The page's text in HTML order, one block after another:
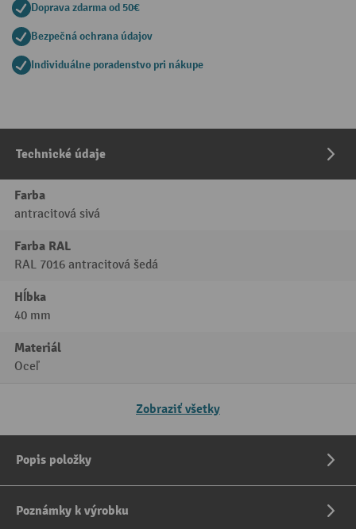
Doprava zdarma od 50€
Bezpečná ochrana údajov
Individuálne poradenstvo pri nákupe
Technické údaje
Farba
antracitová sivá
Farba RAL
RAL 7016 antracitová šedá
Hĺbka
40 mm
Materiál
Oceľ
Zobraziť všetky
Popis položky
Poznámky k výrobku